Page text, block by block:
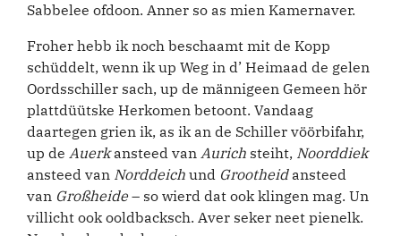
Sabbelee ofdoon. Anner so as mien Kamernaver.
Froher hebb ik noch beschaamt mit de Kopp
schüddelt, wenn ik up Weg in d’ Heimaad de gelen
Oordsschiller sach, up de männigeen Gemeen hör
plattdüütske Herkomen betoont. Vandaag
daartegen grien ik, as ik an de Schiller vöörbifahr,
up de Auerkansteed van Aurich steiht, Noorddiek
ansteed van Norddeich und Grootheidansteed
van Großheide– so wierd dat ook klingen mag. Un
villicht ook ooldbacksch. Aver seker neet pienelk.